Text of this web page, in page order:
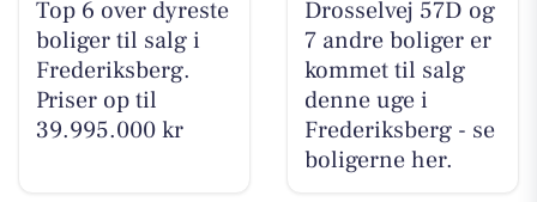
Top 6 over dyreste
boliger til salg i
Frederiksberg.
Priser op til
39.995.000 kr
Drosselvej 57D og
7 andre boliger er
kommet til salg
denne uge i
Frederiksberg - se
boligerne her.